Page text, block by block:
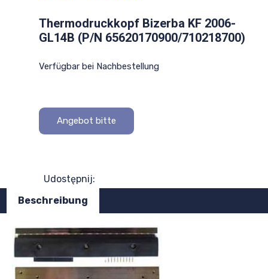
Thermodruckkopf Bizerba KF 2006-
GL14B (P/N 65620170900/710218700)
Verfügbar bei Nachbestellung
Angebot bitte
Udostępnij:
Beschreibung